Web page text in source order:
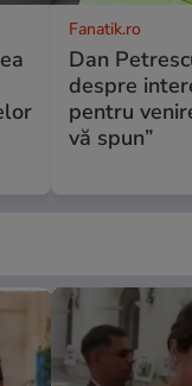
Fanatik.ro
Dan
despre
pentru
vă spun”